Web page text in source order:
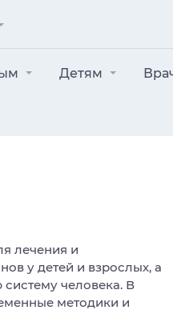
Детям
лечения и
у детей и взрослых, а
человека. В
методики и